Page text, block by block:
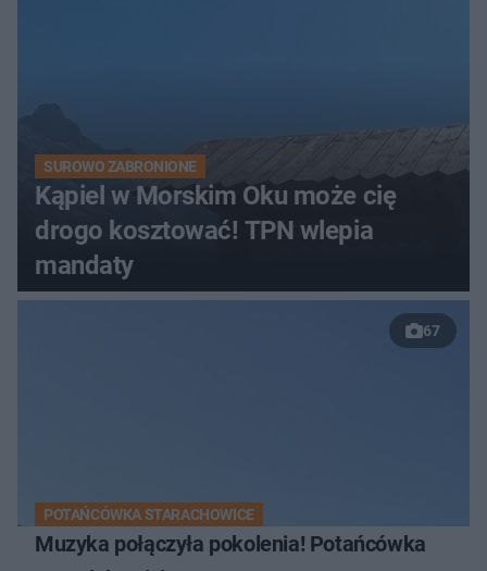
SUROWO ZABRONIONE
Kąpiel w Morskim Oku może cię
drogo kosztować! TPN wlepia
mandaty
67
POTAŃCÓWKA STARACHOWICE
Muzyka połączyła pokolenia! Potańcówka